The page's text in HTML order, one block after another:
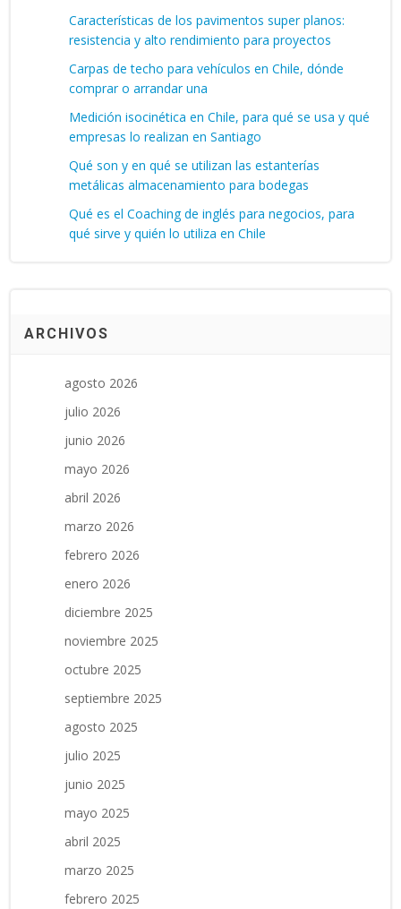
Características de los pavimentos super planos:
resistencia y alto rendimiento para proyectos
Carpas de techo para vehículos en Chile, dónde
comprar o arrandar una
Medición isocinética en Chile, para qué se usa y qué
empresas lo realizan en Santiago
Qué son y en qué se utilizan las estanterías
metálicas almacenamiento para bodegas
Qué es el Coaching de inglés para negocios, para
qué sirve y quién lo utiliza en Chile
ARCHIVOS
agosto 2026
julio 2026
junio 2026
mayo 2026
abril 2026
marzo 2026
febrero 2026
enero 2026
diciembre 2025
noviembre 2025
octubre 2025
septiembre 2025
agosto 2025
julio 2025
junio 2025
mayo 2025
abril 2025
marzo 2025
febrero 2025